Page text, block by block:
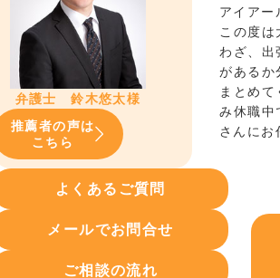
アイアー
この度
わざ、出
があるか
まとめ
み休職中
さんにお
弁護士 鈴木悠太様
推薦者の声は
こちら
よくあるご質問
メールでお問合せ
ご相談の流れ